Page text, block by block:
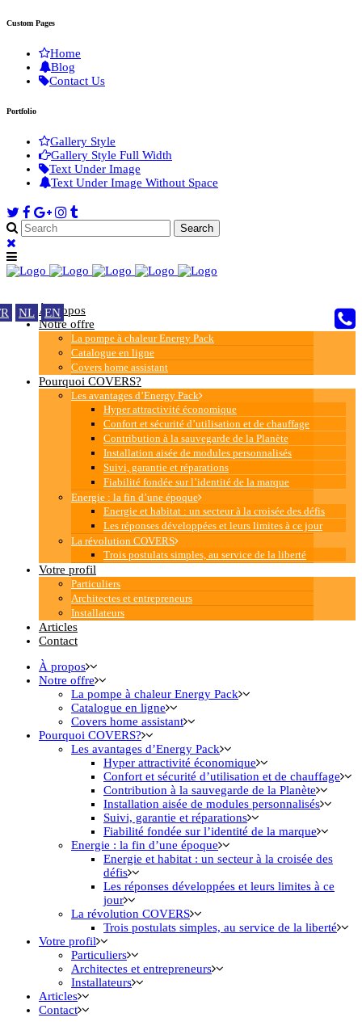
Custom Pages
Home
Blog
Contact Us
Portfolio
Gallery Style
Gallery Style Full Width
Text Under Image
Text Under Image Without Space
NL EN
À propos
Notre offre
La pompe à chaleur Energy Pack
Catalogue en ligne
Covers home assistant
Pourquoi COVERS?
Les avantages d’Energy Pack
Hyper attractivité économique
Confort et sécurité d’utilisation et de chauffage
Contribution à la sauvegarde de la Planète
Installation aisée de modules personnalisés
Suivi, garantie et réparations
Fiabilité fondée sur l’identité de la marque
Energie : la fin d’une époque
Energie et habitat : un secteur à la croisée des défis
Les réponses développées et leurs limites à ce jour
La révolution COVERS
Trois postulats simples, au service de la liberté
Votre profil
Particuliers
Architectes et entrepreneurs
Installateurs
Articles
Contact
À propos
Notre offre
La pompe à chaleur Energy Pack
Catalogue en ligne
Covers home assistant
Pourquoi COVERS?
Les avantages d’Energy Pack
Hyper attractivité économique
Confort et sécurité d’utilisation et de chauffage
Contribution à la sauvegarde de la Planète
Installation aisée de modules personnalisés
Suivi, garantie et réparations
Fiabilité fondée sur l’identité de la marque
Energie : la fin d’une époque
Energie et habitat : un secteur à la croisée des
défis
Les réponses développées et leurs limites à ce
jour
La révolution COVERS
Trois postulats simples, au service de la liberté
Votre profil
Particuliers
Architectes et entrepreneurs
Installateurs
Articles
Contact